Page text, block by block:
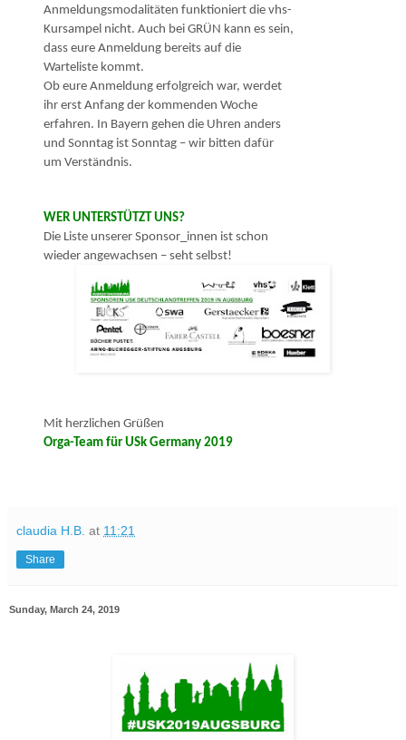
Anmeldungsmodalitäten funktioniert die vhs-
Kursampel nicht. Auch bei GRÜN kann es sein,
dass eure Anmeldung bereits auf die
Warteliste kommt.
Ob eure Anmeldung erfolgreich war, werdet
ihr erst Anfang der kommenden Woche
erfahren. In Bayern gehen die Uhren anders
und Sonntag ist Sonntag – wir bitten dafür
um Verständnis.
WER UNTERSTÜTZT UNS?
Die Liste unserer Sponsor_innen ist schon
wieder angewachsen – seht selbst!
Mit herzlichen Grüßen
Orga-Team für USk Germany 2019
claudia H.B. at 11:21
Share
Sunday, March 24, 2019